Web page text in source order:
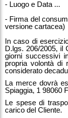
- Luogo e Data ...
- Firma del
versione cartacea)
In caso di
D.lgs. 206/2005, il
giorni successivi
propria volontà di
considerato
La merce dovrà
Spiaggia, 1 98060
Le spese di
carico del Cliente.